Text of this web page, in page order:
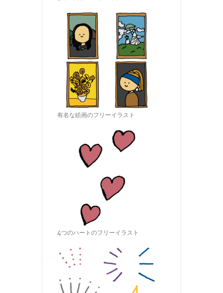
有名な絵画のフリーイラスト
4つのハートのフリーイラスト